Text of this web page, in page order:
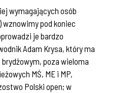
wymagających osób
wznowimy pod koniec
je bardzo
Adam Krysa, który ma
poza wieloma
MŚ, ME i MP,
Polski open; w